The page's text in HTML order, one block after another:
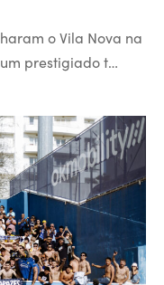
o Vila Nova na
prestigiado t…